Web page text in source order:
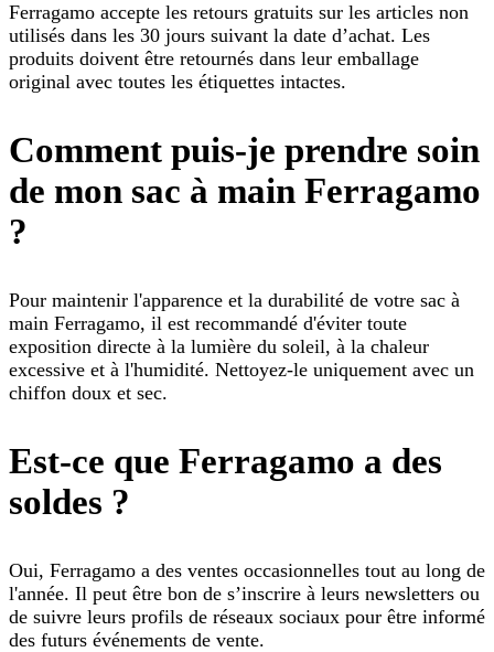
Ferragamo accepte les retours gratuits sur les articles non
utilisés dans les 30 jours suivant la date d’achat. Les
produits doivent être retournés dans leur emballage
original avec toutes les étiquettes intactes.
Comment puis-je prendre soin
de mon sac à main Ferragamo
?
Pour maintenir l'apparence et la durabilité de votre sac à
main Ferragamo, il est recommandé d'éviter toute
exposition directe à la lumière du soleil, à la chaleur
excessive et à l'humidité. Nettoyez-le uniquement avec un
chiffon doux et sec.
Est-ce que Ferragamo a des
soldes ?
Oui, Ferragamo a des ventes occasionnelles tout au long de
l'année. Il peut être bon de s’inscrire à leurs newsletters ou
de suivre leurs profils de réseaux sociaux pour être informé
des futurs événements de vente.